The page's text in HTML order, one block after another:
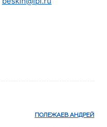
ПОЛЕЖАЕВ АНДРЕЙ